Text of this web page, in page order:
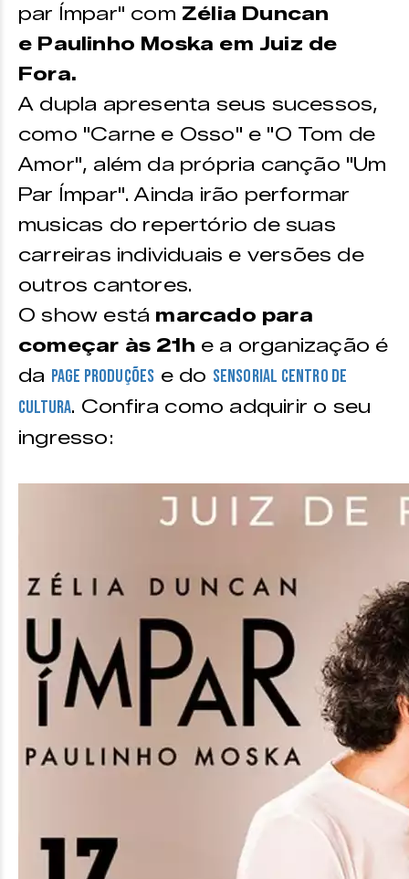
Plateia A Central –R$ 200
(INTEIRA) | R$ 100 (MEIA-
ENTRADA) | R$ 140
(PROMOCIONAL + 1kg de alimento)
Plateia A Direita –R$ 200
(INTEIRA) | R$ 100 (MEIA-
ENTRADA) | R$ 140
(PROMOCIONAL + 1kg de alimento)
Plateia A Esquerda – R$ 200
(INTEIRA) | R$ 100 (MEIA-
ENTRADA) | R$ 140
(PROMOCIONAL + 1kg de alimento)
(INTEIRA) | R$ 90 (MEIA-ENTRADA)
| R$ 126 (PROMOCIONAL + 1kg de
alimento)
Plateia B Direita –
| R$ 126 (PROMOCIONAL + 1kg de
| R$ 126 (PROMOCIONAL + 1kg de
alimento)
Balcão Nobre Central –
R$ 160
(INTEIRA) | R$ 80 (MEIA-ENTRADA)
| R$ 126 (PROMOCIONAL + 1kg de
Balcão Nobre Direita – R$ 160
(INTEIRA) | R$ 80 (MEIA-ENTRADA)
| R$ 126 (PROMOCIONAL + 1kg de
Balcão Nobre Esquerda –
R$ 160
(INTEIRA) | R$ 80 (MEIA-ENTRADA)
par Ímpar" com Zélia Duncan
e Paulinho Moska em Juiz de
Fora.
A dupla apresenta seus sucessos,
como "Carne e Osso" e "O Tom de
Amor", além da própria canção "Um
Par Ímpar". Ainda irão performar
musicas do repertório de suas
carreiras individuais e versões de
outros cantores.
O show está marcado para
começar às 21h e a organização é
da Page Produções e do Sensorial Centro de
Cultura. Confira como adquirir o seu
ingresso: